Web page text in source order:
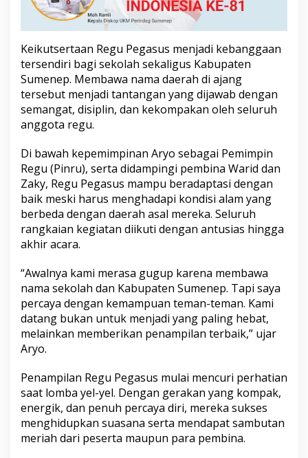
J
a
m
b
o
r
e
S
a
a
n
d
M
a
'
f
N
U
S
a
m
n
g
Keikutsertaan Regu Pegasus menjadi kebanggaan
tersendiri bagi sekolah sekaligus Kabupaten
Sumenep. Membawa nama daerah di ajang
tersebut menjadi tantangan yang dijawab dengan
semangat, disiplin, dan kekompakan oleh seluruh
anggota regu.
Di bawah kepemimpinan Aryo sebagai Pemimpin
Regu (Pinru), serta didampingi pembina Warid dan
Zaky, Regu Pegasus mampu beradaptasi dengan
baik meski harus menghadapi kondisi alam yang
berbeda dengan daerah asal mereka. Seluruh
rangkaian kegiatan diikuti dengan antusias hingga
akhir acara.
“Awalnya kami merasa gugup karena membawa
nama sekolah dan Kabupaten Sumenep. Tapi saya
percaya dengan kemampuan teman-teman. Kami
datang bukan untuk menjadi yang paling hebat,
melainkan memberikan penampilan terbaik,” ujar
Aryo.
Penampilan Regu Pegasus mulai mencuri perhatian
saat lomba yel-yel. Dengan gerakan yang kompak,
energik, dan penuh percaya diri, mereka sukses
menghidupkan suasana serta mendapat sambutan
meriah dari peserta maupun para pembina.